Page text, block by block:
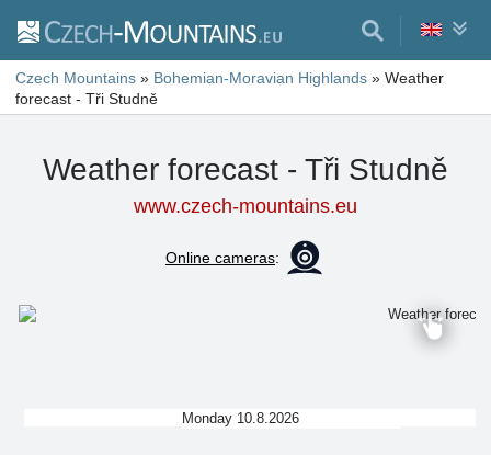
Czech Mountains » Bohemian-Moravian Highlands » Weather
forecast - Tři Studně
Weather forecast - Tři Studně
www.czech-mountains.eu
Online cameras:
Monday 10.8.2026